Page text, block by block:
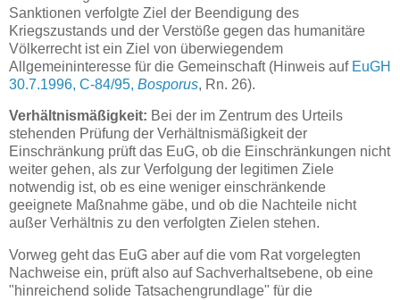
Sanktionen verfolgte Ziel der Beendigung des
Kriegszustands und der Verstöße gegen das humanitäre
Völkerrecht ist ein Ziel von überwiegendem
Allgemeininteresse für die Gemeinschaft (Hinweis auf EuGH
30.7.1996, C‑84/95, Bosporus, Rn. 26).
Verhältnismäßigkeit: Bei der im Zentrum des Urteils
stehenden Prüfung der Verhältnismäßigkeit der
Einschränkung prüft das EuG, ob die Einschränkungen nicht
weiter gehen, als zur Verfolgung der legitimen Ziele
notwendig ist, ob es eine weniger einschränkende
geeignete Maßnahme gäbe, und ob die Nachteile nicht
außer Verhältnis zu den verfolgten Zielen stehen.
Vorweg geht das EuG aber auf die vom Rat vorgelegten
Nachweise ein, prüft also auf Sachverhaltsebene, ob eine
"hinreichend solide Tatsachengrundlage" für die